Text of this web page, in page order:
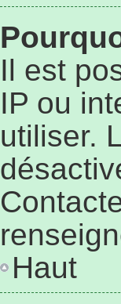
Il est
IP ou
utiliser.
Haut